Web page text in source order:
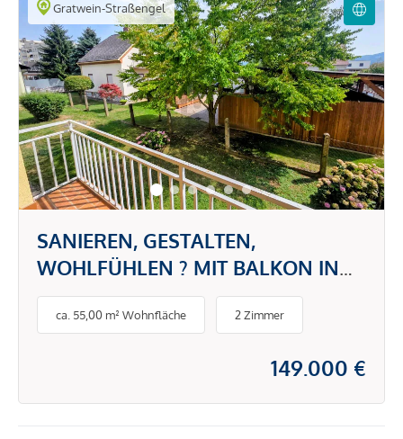
Gratwein-Straßengel
SANIEREN, GESTALTEN,
WOHLFÜHLEN ? MIT BALKON IN
GRATWEIN
ca. 55,00 m² Wohnfläche 2 Zimmer
149.000 €